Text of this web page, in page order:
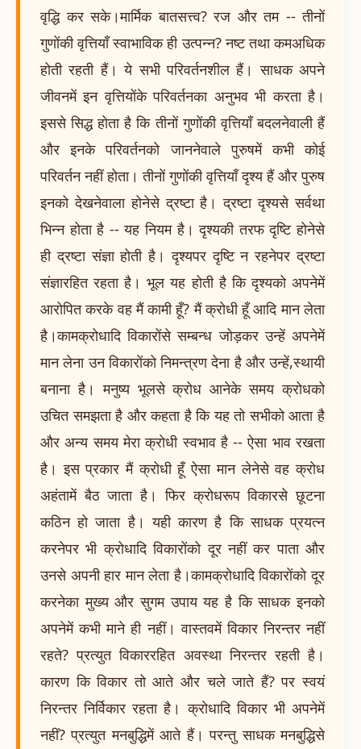
वृद्धि कर सके।मार्मिक बातसत्त्व? रज और तम -- तीनों
गुणोंकी वृत्तियाँ स्वाभाविक ही उत्पन्न? नष्ट तथा कमअधिक
होती रहती हैं। ये सभी परिवर्तनशील हैं। साधक अपने
जीवनमें इन वृत्तियोंके परिवर्तनका अनुभव भी करता है।
इससे सिद्ध होता है कि तीनों गुणोंकी वृत्तियाँ बदलनेवाली हैं
और इनके परिवर्तनको जाननेवाले पुरुषमें कभी कोई
परिवर्तन नहीं होता। तीनों गुणोंकी वृत्तियाँ दृश्य हैं और पुरुष
इनको देखनेवाला होनेसे द्रष्टा है। द्रष्टा दृश्यसे सर्वथा
भिन्न होता है -- यह नियम है। दृश्यकी तरफ दृष्टि होनेसे
ही द्रष्टा संज्ञा होती है। दृश्यपर दृष्टि न रहनेपर द्रष्टा
संज्ञारहित रहता है। भूल यह होती है कि दृश्यको अपनेमें
आरोपित करके वह मैं कामी हूँ? मैं क्रोधी हूँ आदि मान लेता
है।कामक्रोधादि विकारोंसे सम्बन्ध जोड़कर उन्हें अपनेमें
मान लेना उन विकारोंको निमन्त्रण देना है और उन्हें,स्थायी
बनाना है। मनुष्य भूलसे क्रोध आनेके समय क्रोधको
उचित समझता है और कहता है कि यह तो सभीको आता है
और अन्य समय मेरा क्रोधी स्वभाव है -- ऐसा भाव रखता
है। इस प्रकार मैं क्रोधी हूँ ऐसा मान लेनेसे वह क्रोध
अहंतामें बैठ जाता है। फिर क्रोधरूप विकारसे छूटना
कठिन हो जाता है। यही कारण है कि साधक प्रयत्न
करनेपर भी क्रोधादि विकारोंको दूर नहीं कर पाता और
उनसे अपनी हार मान लेता है।कामक्रोधादि विकारोंको दूर
करनेका मुख्य और सुगम उपाय यह है कि साधक इनको
अपनेमें कभी माने ही नहीं। वास्तवमें विकार निरन्तर नहीं
रहते? प्रत्युत विकाररहित अवस्था निरन्तर रहती है।
कारण कि विकार तो आते और चले जाते हैं? पर स्वयं
निरन्तर निर्विकार रहता है। क्रोधादि विकार भी अपनेमें
नहीं? प्रत्युत मनबुद्धिमें आते हैं। परन्तु साधक मनबुद्धिसे